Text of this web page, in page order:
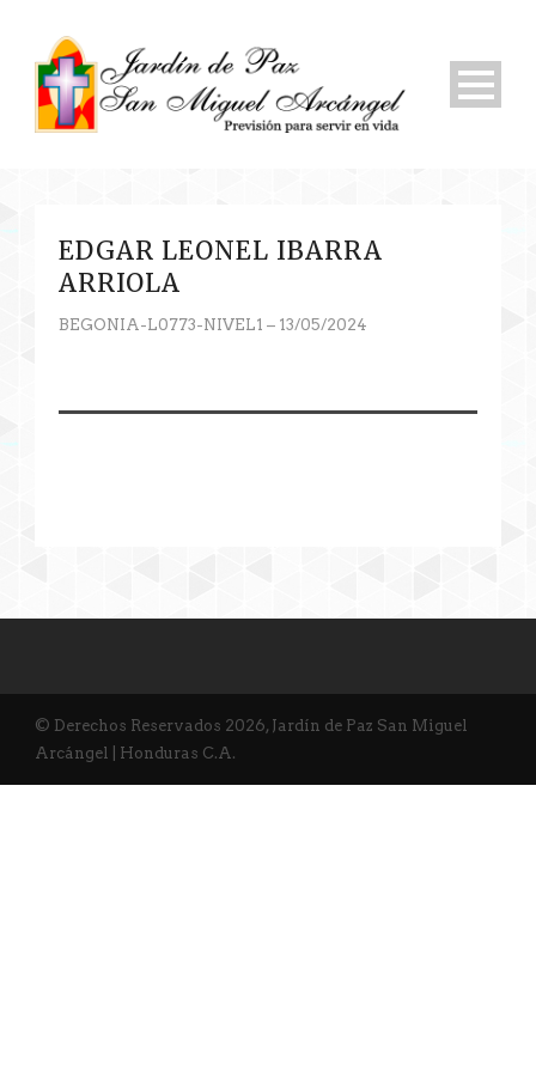
EDGAR LEONEL IBARRA
ARRIOLA
BEGONIA-L0773-NIVEL1 – 13/05/2024
© Derechos Reservados 2026, Jardín de Paz San Miguel
Arcángel | Honduras C.A.